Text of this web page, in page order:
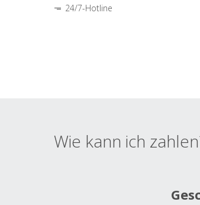
24/7-Hotline
Wie kann ich